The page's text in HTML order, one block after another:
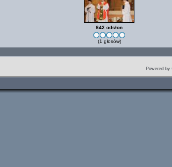
642 odsłon
(1 głosów)
Powered by